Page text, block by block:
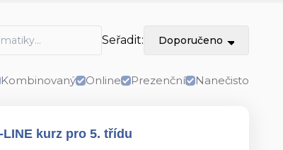
Seřadit: Doporučeno
Kombinovaný Online Prezenční Nanečisto
kurz pro 5. třídu